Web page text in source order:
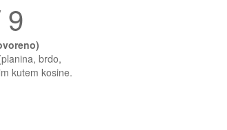
9
brdo,
kutem kosine.